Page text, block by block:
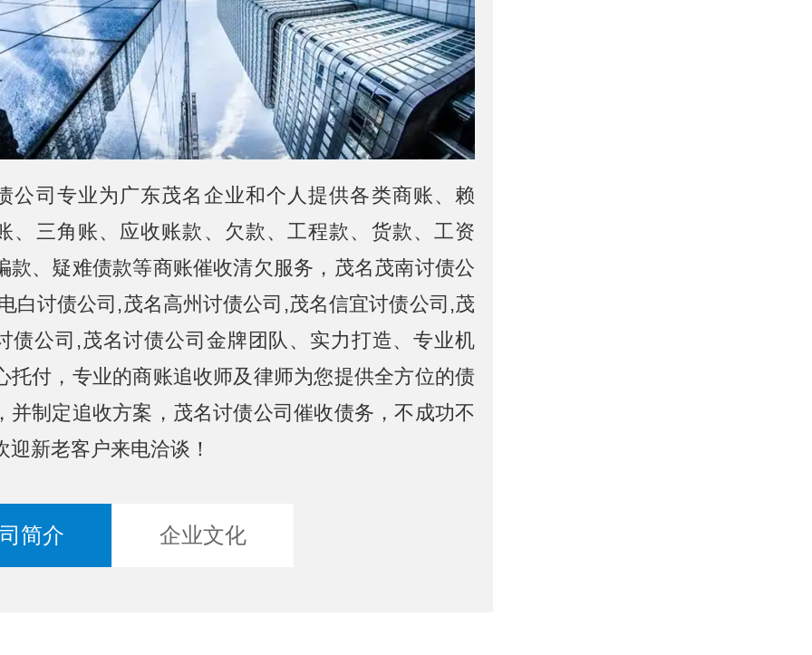
公司专业为广东茂名企业和个人提供各类商账、赖
、三角账、应收账款、欠款、工程款、货款、工资
款、疑难债款等商账催收清欠服务，茂名茂南讨债公
白讨债公司,茂名高州讨债公司,茂名信宜讨债公司,茂
债公司,茂名讨债公司金牌团队、实力打造、专业机
托付，专业的商账追收师及律师为您提供全方位的债
并制定追收方案，茂名讨债公司催收债务，不成功不
迎新老客户来电洽谈！
简介 企业文化